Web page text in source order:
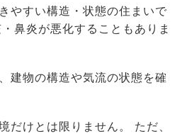
やすい構造・状態の住まいで
鼻炎が悪化することもありま
建物の構造や気流の状態を確
だけとは限りません。 ただ、